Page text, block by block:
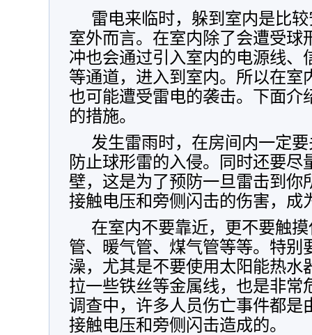
雷电来临时，躲到室内是比
室外而言。在室内除了会遭受球
冲也会通过引入室内的电源线、
等通道，进入到室内。所以在室
也可能遭受雷电的袭击。下面介
的措施。
发生雷雨时，在房间内一定
防止球形雷的入侵。同时还要尽
壁，这是为了预防一旦雷击到你
接触电压和旁侧闪击的伤害，成
在室内不要靠近，更不要触
管、暖气管、煤气管等等。特别
澡，尤其是不要使用太阳能热水
拉一些铁丝等金属线，也是非常
调查中，许多人员伤亡事件都是
接触电压和旁侧闪击造成的。